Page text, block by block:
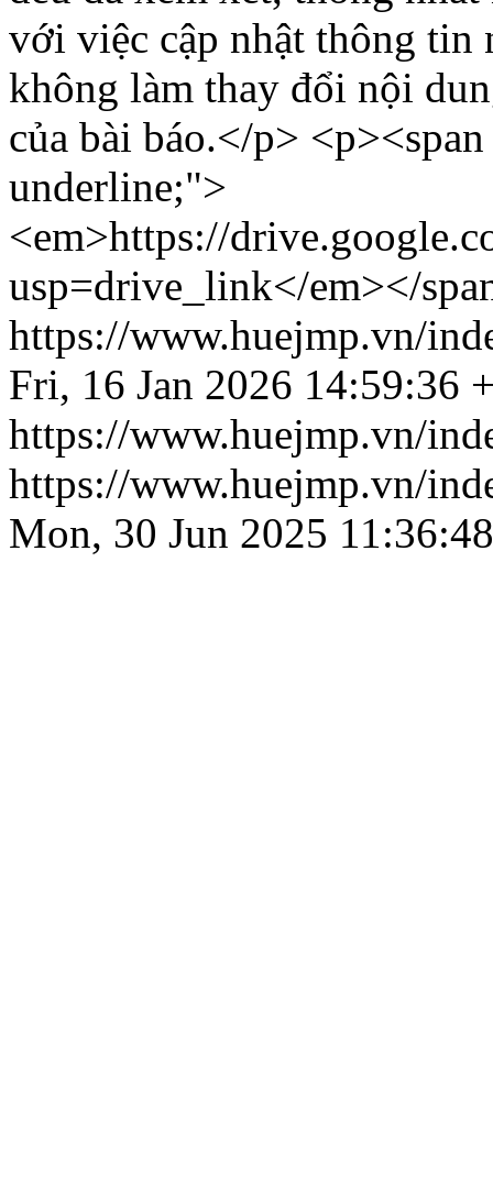
với việc cập nhật thông tin
không làm thay đổi nội
của bài báo.</p>
underline;">
<em>https://
usp=drive_link</em></
https://www.huejmp.vn/
Fri, 16 Jan 2026 14:59:36
https://www.huejmp.vn/
https://www.huejmp.vn/
Mon, 30 Jun 2025